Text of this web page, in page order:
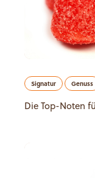
Signatur Genuss
Die Top-Noten